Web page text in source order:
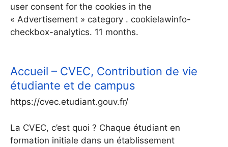
user consent for the cookies in the
« Advertisement » category . cookielawinfo-
checkbox-analytics. 11 months.
Accueil – CVEC, Contribution de vie
étudiante et de campus
https://cvec.etudiant.gouv.fr/
La CVEC, c’est quoi ? Chaque étudiant en
formation initiale dans un établissement